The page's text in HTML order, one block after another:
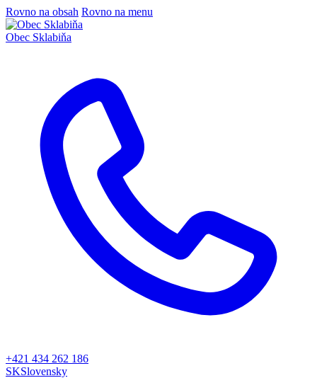
Rovno na obsah Rovno na menu
Obec Sklabiňa
+421 434 262 186
SKSlovensky